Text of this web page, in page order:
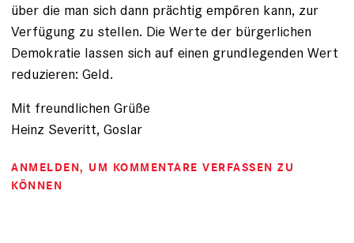
über die man sich dann prächtig empören kann, zur
Verfügung zu stellen. Die Werte der bürgerlichen
Demokratie lassen sich auf einen grundlegenden Wert
reduzieren: Geld.
Mit freundlichen Grüße
Heinz Severitt, Goslar
ANMELDEN, UM KOMMENTARE VERFASSEN ZU
KÖNNEN